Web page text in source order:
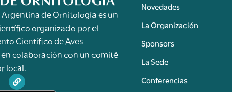
Argentina de Ornitología es un
organizado por el
Científico de Aves
colaboración con un comité
local.
Novedades
La Organización
Sponsors
La Sede
Conferencias